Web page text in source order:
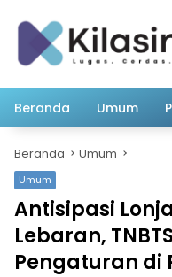
Beranda Umum
Beranda Umum
Umum
Antisipasi
Lebaran,
Pengaturan di